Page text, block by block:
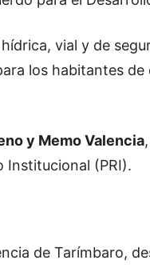
vial y de
los habitantes de
y Memo Valencia
Institucional (PRI).
de Tarímbaro,